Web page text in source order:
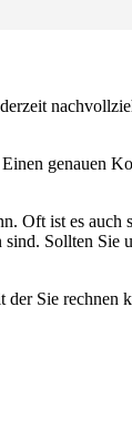
genauen
ist es auch
Sollten Sie
der Sie rechnen